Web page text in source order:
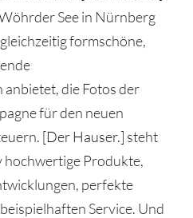
See in Nürnberg
formschöne,
die Fotos der
für den neuen
[Der Hauser.] steht
hochwertige Produkte,
perfekte
Service. Und